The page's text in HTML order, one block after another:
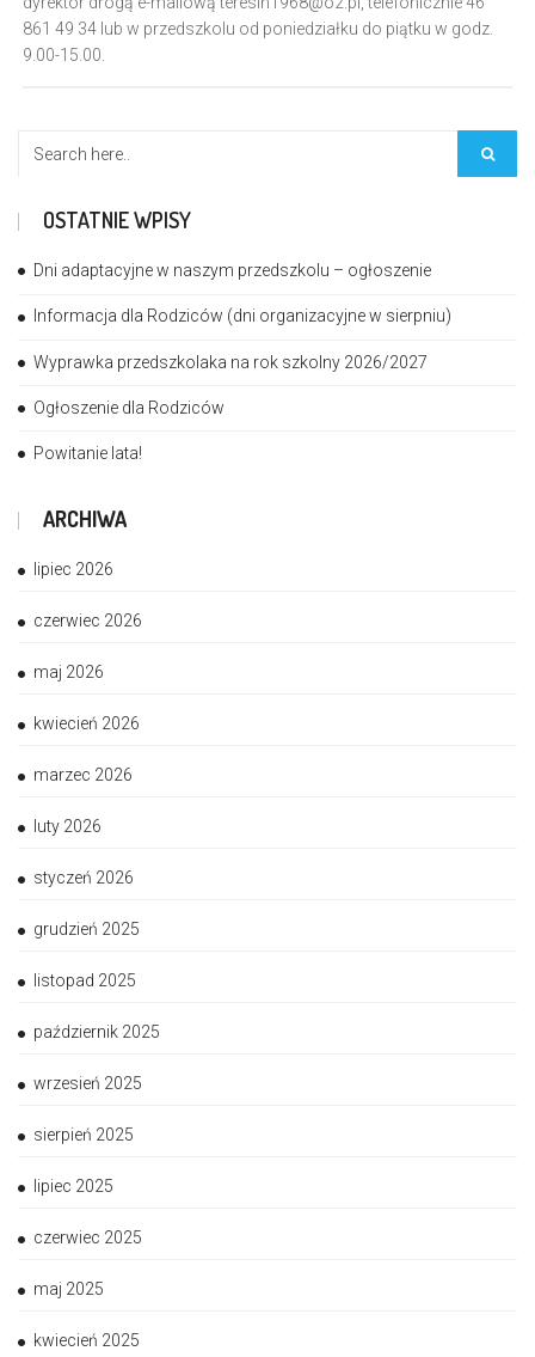
861 49 34 lub w przedszkolu od poniedziałku do piątku w godz.
9.00-15.00.
OSTATNIE WPISY
Dni adaptacyjne w naszym przedszkolu – ogłoszenie
Informacja dla Rodziców (dni organizacyjne w sierpniu)
Wyprawka przedszkolaka na rok szkolny 2026/2027
Ogłoszenie dla Rodziców
Powitanie lata!
ARCHIWA
lipiec 2026
czerwiec 2026
maj 2026
kwiecień 2026
marzec 2026
luty 2026
styczeń 2026
grudzień 2025
listopad 2025
październik 2025
wrzesień 2025
sierpień 2025
lipiec 2025
czerwiec 2025
maj 2025
kwiecień 2025